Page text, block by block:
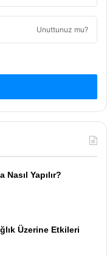
Unuttunuz mu?
Yapılır?
Üzerine Etkileri